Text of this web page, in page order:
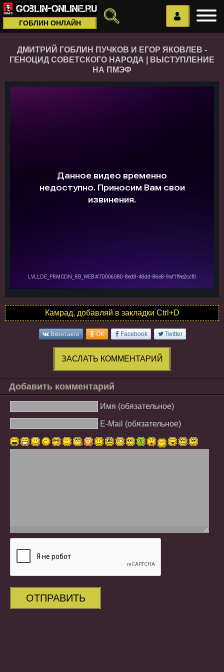
ГОБЛИН ОНЛАЙН
ДМИТРИЙ ГОБЛИН ПУЧКОВ И ЕГОР ЯКОВЛЕВ -
ГЕНОЦИД СОВЕТСКОГО НАРОДА | ВЫСТУПЛЕНИЕ
НА ПМЭФ
Камрад, добавляй в закладки Ctrl+D
Вконтакте OK Facebook Twitter
ЗАСЛАТЬ КОММЕНТАРИЙ
Добавить комментарий
Имя (обязательное)
E-Mail (обязательное)
ОТПРАВИТЬ